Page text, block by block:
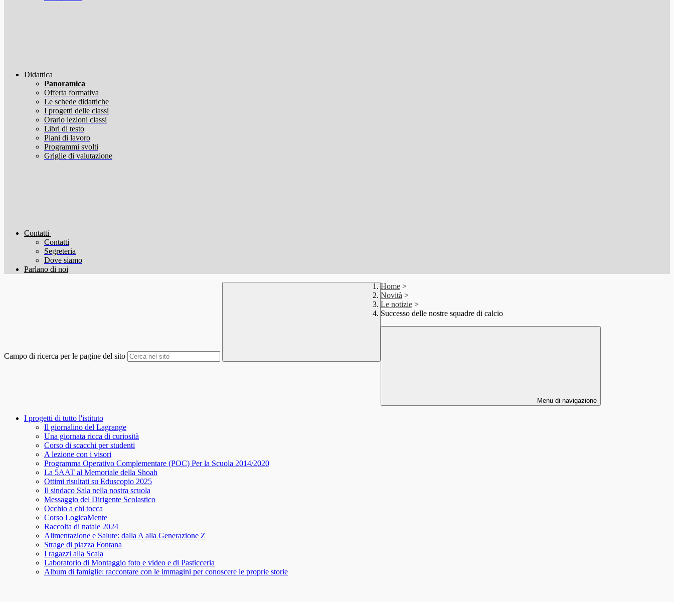
Didattica
Panoramica
Offerta formativa
Le schede didattiche
I progetti delle classi
Orario lezioni classi
Libri di testo
Piani di lavoro
Programmi svolti
Griglie di valutazione
Contatti
Contatti
Segreteria
Dove siamo
Parlano di noi
Campo di ricerca per le pagine del sito
Home >
Novità >
Le notizie >
Successo delle nostre squadre di calcio
Menu di navigazione
I progetti di tutto l'istituto
Il giornalino del Lagrange
Una giornata ricca di curiosità
Corso di scacchi per studenti
A lezione con i visori
Programma Operativo Complementare (POC) Per la Scuola 2014/2020
La 5AAT al Memoriale della Shoah
Ottimi risultati su Eduscopio 2025
Il sindaco Sala nella nostra scuola
Messaggio del Dirigente Scolastico
Occhio a chi tocca
Corso LogicaMente
Raccolta di natale 2024
Alimentazione e Salute: dalla A alla Generazione Z
Strage di piazza Fontana
I ragazzi alla Scala
Laboratorio di Montaggio foto e video e di Pasticceria
Album di famiglie: raccontare con le immagini per conoscere le proprie storie